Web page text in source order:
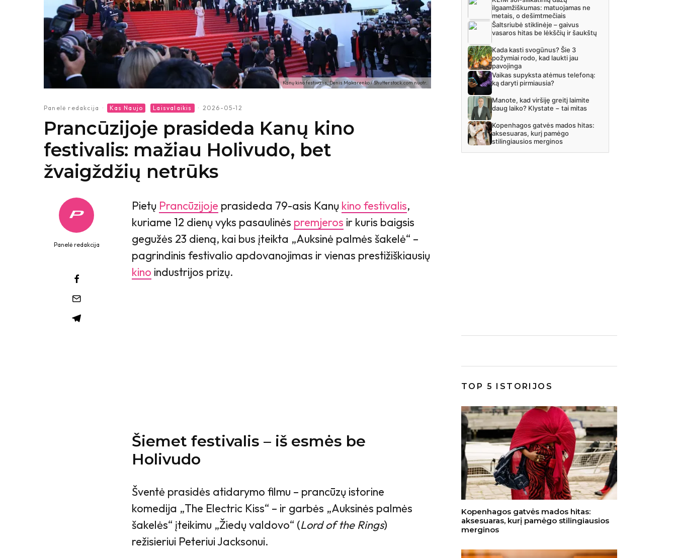
Kanų kino festivalis, Denis Makarenko / Shutterstock.com nuotr.
Panelė redakcija · Kas Naujo Laisvalaikis · 2026-05-12
Prancūzijoje prasideda Kanų kino
festivalis: mažiau Holivudo, bet
žvaigždžių netrūks
Panelė redakcija
Pietų Prancūzijoje prasideda 79-asis Kanų kino festivalis,
kuriame 12 dienų vyks pasaulinės premjeros ir kuris baigsis
gegužės 23 dieną, kai bus įteikta „Auksinė palmės šakelė“ –
pagrindinis festivalio apdovanojimas ir vienas prestižiškiausių
kino industrijos prizų.
Šiemet festivalis – iš esmės be
Holivudo
Šventė prasidės atidarymo filmu – prancūzų istorine
komedija „The Electric Kiss“ – ir garbės „Auksinės palmės
šakelės“ įteikimu „Žiedų valdovo“ (Lord of the Rings)
režisieriui Peteriui Jacksonui.
TOP 5 ISTORIJOS
Kopenhagos gatvės mados hitas:
aksesuaras, kurį pamėgo stilingiausios
merginos